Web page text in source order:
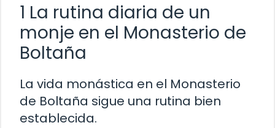
1 La rutina diaria de un
monje en el Monasterio de
Boltaña
La vida monástica en el Monasterio
de Boltaña sigue una rutina bien
establecida.